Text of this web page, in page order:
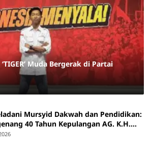
Muda Bergerak di Partai
Mursyid Dakwah dan Pendidikan:
40 Tahun Kepulangan AG. K.H.
Martan